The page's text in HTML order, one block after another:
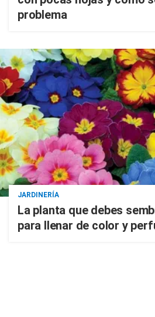
problema
JARDINERÍA
La planta que debes
para llenar de color y